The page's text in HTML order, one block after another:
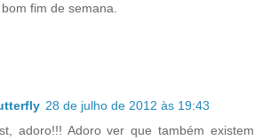
fim de semana.
28 de julho de 2012 às 19:43
adoro!!! Adoro ver que também existem